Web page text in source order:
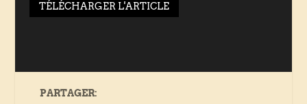
TÉLÉCHARGER L'ARTICLE
PARTAGER: